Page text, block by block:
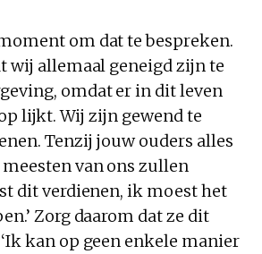
om dat te bespreken.
wij allemaal geneigd zijn te
omdat er in dit leven
lijkt. Wij zijn gewend te
Tenzij jouw ouders alles
meesten van ons zullen
dit verdienen, ik moest het
Zorg daarom dat ze dit
kan op geen enkele manier